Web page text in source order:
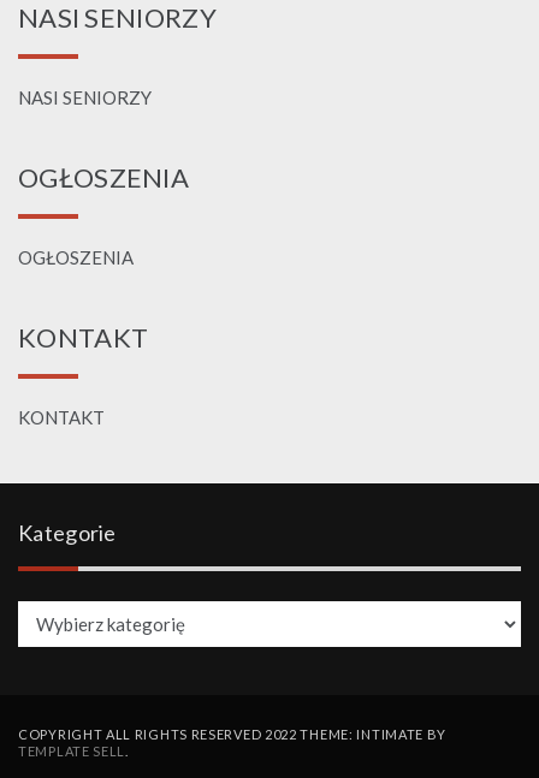
NASI SENIORZY
NASI SENIORZY
OGŁOSZENIA
OGŁOSZENIA
KONTAKT
KONTAKT
Kategorie
COPYRIGHT ALL RIGHTS RESERVED 2022 THEME: INTIMATE BY
TEMPLATE SELL